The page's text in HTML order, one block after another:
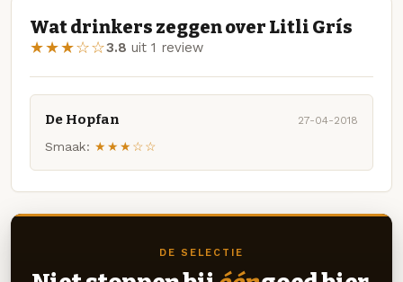
Wat drinkers zeggen over Litli Grís
★★★☆☆3.8 uit 1 review
De Hopfan 27-04-2018
Smaak: ★★★☆☆
DE SELECTIE